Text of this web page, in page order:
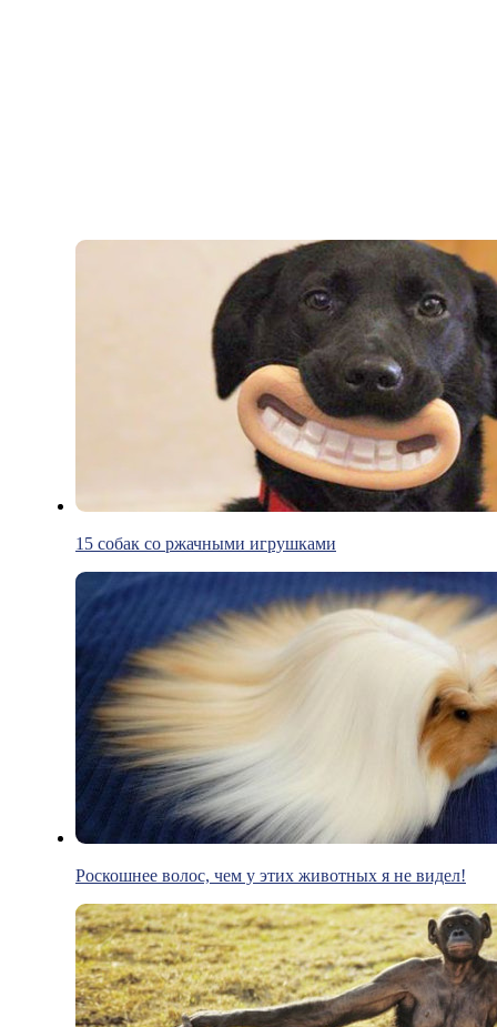
15 собак со ржачными игрушками
Роскошнее волос, чем у этих животных я не видел!